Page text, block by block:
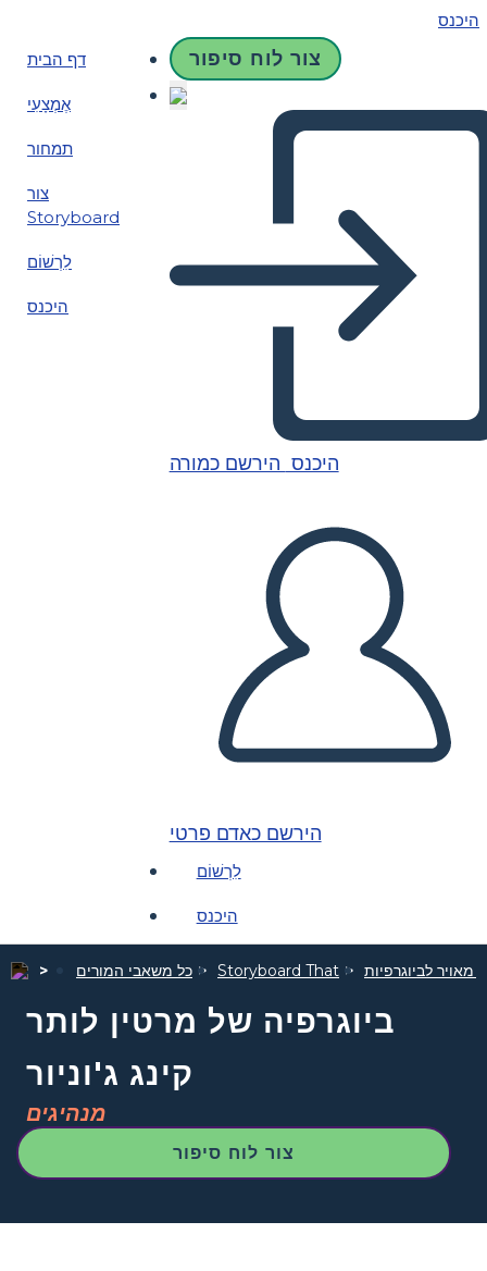
היכנס
דף הבית
אֶמְצָעִי
תמחור
צור
Storyboard
לִרְשׁוֹם
היכנס
צור לוח סיפור
היכנס הירשם כמורה
הירשם כאדם פרטי
לִרְשׁוֹם
היכנס
כל משאבי המורים Storyboard That מאויר לביוגרפיות
ביוגרפיה של מרטין לותר
קינג ג'וניור
מנהיגים
צור לוח סיפור